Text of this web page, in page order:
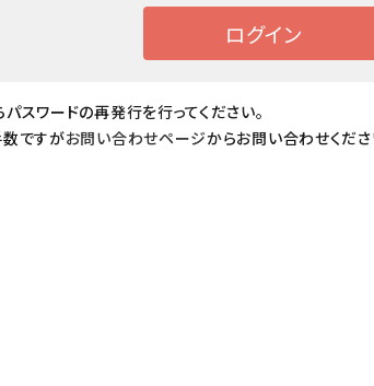
パスワードの再発行を行ってください。
ですがお問い合わせページからお問い合わせくださ